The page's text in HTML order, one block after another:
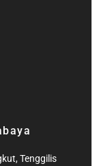
Tenggilis